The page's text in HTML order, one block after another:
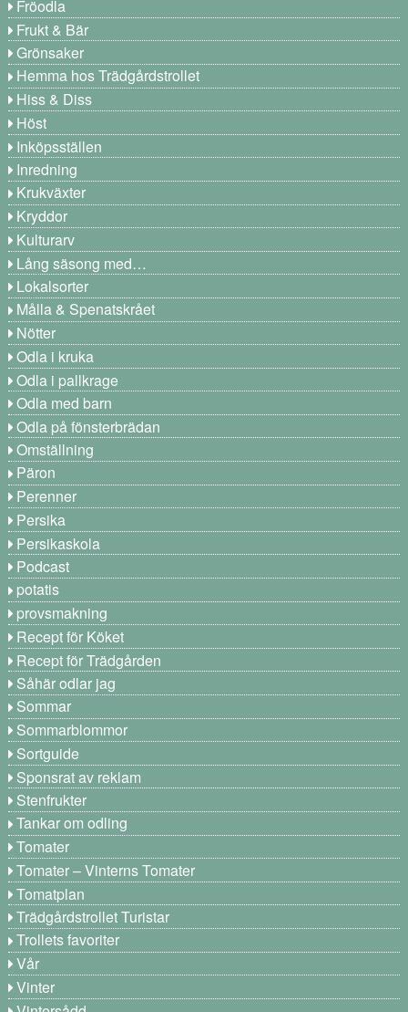
Fröodla
Frukt & Bär
Grönsaker
Hemma hos Trädgårdstrollet
Hiss & Diss
Höst
Inköpsställen
Inredning
Krukväxter
Kryddor
Kulturarv
Lång säsong med…
Lokalsorter
Målla & Spenatskrået
Nötter
Odla i kruka
Odla i pallkrage
Odla med barn
Odla på fönsterbrädan
Omställning
Päron
Perenner
Persika
Persikaskola
Podcast
potatis
provsmakning
Recept för Köket
Recept för Trädgården
Såhär odlar jag
Sommar
Sommarblommor
Sortguide
Sponsrat av reklam
Stenfrukter
Tankar om odling
Tomater
Tomater – Vinterns Tomater
Tomatplan
Trädgårdstrollet Turistar
Trollets favoriter
Vår
Vinter